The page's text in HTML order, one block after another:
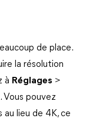
de place.
la résolution
à Réglages >
. Vous pouvez
lieu de 4K, ce